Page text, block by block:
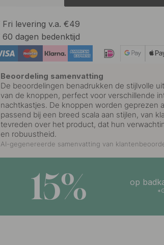
Fri levering v.a. €49
60 dagen bedenktijd
Beoordeling samenvatting
De beoordelingen benadrukken de stijlvolle
van de knoppen, perfect voor verschillende
nachtkastjes. De knoppen worden geprezen
passend bij een breed scala aan stijlen, van
tevreden over het product, dat hun
en robuustheid.
AI-gegenereerde samenvatting van
15% op